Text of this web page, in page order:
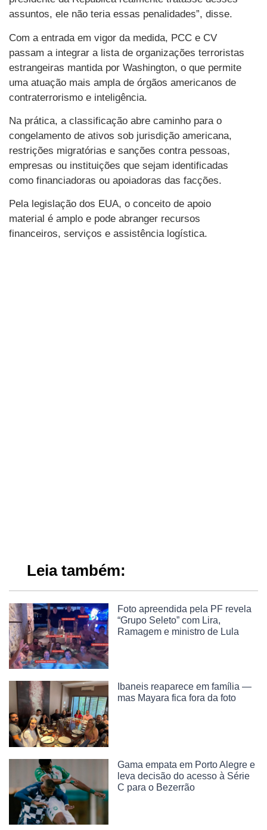
assuntos, ele não teria essas penalidades”, disse.
Com a entrada em vigor da medida, PCC e CV
passam a integrar a lista de organizações terroristas
estrangeiras mantida por Washington, o que permite
uma atuação mais ampla de órgãos americanos de
contraterrorismo e inteligência.
Na prática, a classificação abre caminho para o
congelamento de ativos sob jurisdição americana,
restrições migratórias e sanções contra pessoas,
empresas ou instituições que sejam identificadas
como financiadoras ou apoiadoras das facções.
Pela legislação dos EUA, o conceito de apoio
material é amplo e pode abranger recursos
financeiros, serviços e assistência logística.
Leia também:
Foto apreendida pela PF revela
“Grupo Seleto” com Lira,
Ramagem e ministro de Lula
Ibaneis reaparece em família —
mas Mayara fica fora da foto
Gama empata em Porto Alegre e
leva decisão do acesso à Série
C para o Bezerrão